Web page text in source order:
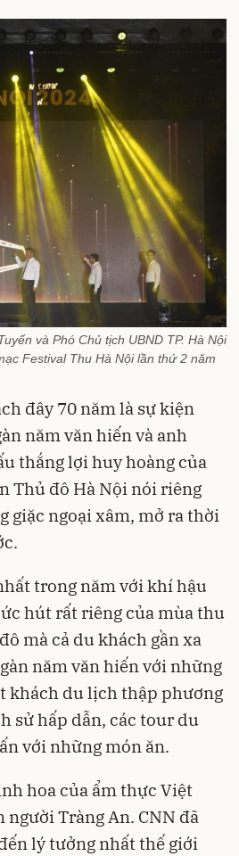
và Phó Chủ tịch UBND TP. Hà Nội
Festival Thu Hà Nội lần thứ 2 năm
đây 70 năm là sự kiện
năm văn hiến và anh
thắng lợi huy hoàng của
Thủ đô Hà Nội nói riêng
giặc ngoại xâm, mở ra thời
trong năm với khí hậu
hút rất riêng của mùa thu
mà cả du khách gần xa
năm văn hiến với những
khách du lịch thập phương
sử hấp dẫn, các tour du
với những món ăn.
hoa của ẩm thực Việt
Tràng An. CNN đã
lý tưởng nhất thế giới